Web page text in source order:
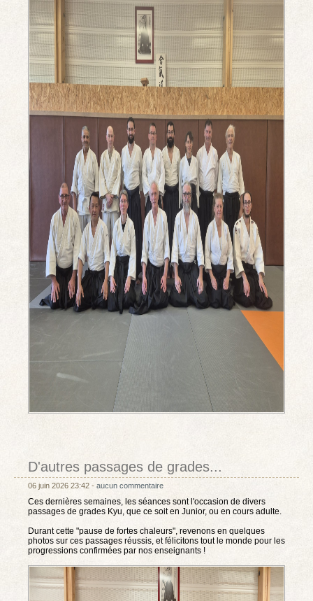
D'autres passages de grades...
06 juin 2026 23:42 - aucun commentaire
Ces dernières semaines, les séances sont l'occasion de divers
passages de grades Kyu, que ce soit en Junior, ou en cours adulte.
Durant cette "pause de fortes chaleurs", revenons en quelques
photos sur ces passages réussis, et félicitons tout le monde pour les
progressions confirmées par nos enseignants !